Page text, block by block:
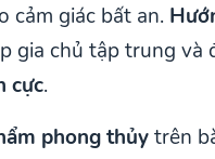
cảm giác bất an.
gia chủ tập trung và
cực.
phong thủytrên